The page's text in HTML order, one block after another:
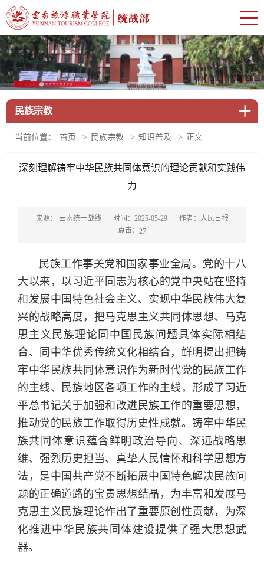
民族宗教
当前位置： 首页 -> 民族宗教 -> 知识普及 -> 正文
深刻理解铸牢中华民族共同体意识的理论贡献和实践伟
力
来源： 云南统一战线 时间：2025-05-29
作者：人民日报
点击： 27
民族工作事关党和国家事业全局。党的十八
大以来，以习近平同志为核心的党中央站在坚持
和发展中国特色社会主义、实现中华民族伟大复
兴的战略高度，把马克思主义共同体思想、马克
思主义民族理论同中国民族问题具体实际相结
合、同中华优秀传统文化相结合，鲜明提出把铸
牢中华民族共同体意识作为新时代党的民族工作
的主线、民族地区各项工作的主线，形成了习近
平总书记关于加强和改进民族工作的重要思想，
推动党的民族工作取得历史性成就。铸牢中华民
族共同体意识蕴含鲜明政治导向、深远战略思
维、强烈历史担当、真挚人民情怀和科学思想方
法，是中国共产党不断拓展中国特色解决民族问
题的正确道路的宝贵思想结晶，为丰富和发展马
克思主义民族理论作出了重要原创性贡献，为深
化推进中华民族共同体建设提供了强大思想武
器。